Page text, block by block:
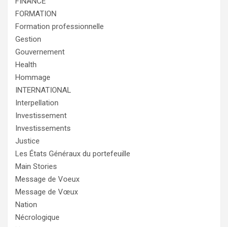
FORMATION
Formation professionnelle
Gestion
Gouvernement
Health
Hommage
INTERNATIONAL
Interpellation
Investissement
Investissements
Justice
Les États Généraux du portefeuille
Main Stories
Message de Voeux
Message de Vœux
Nation
Nécrologique